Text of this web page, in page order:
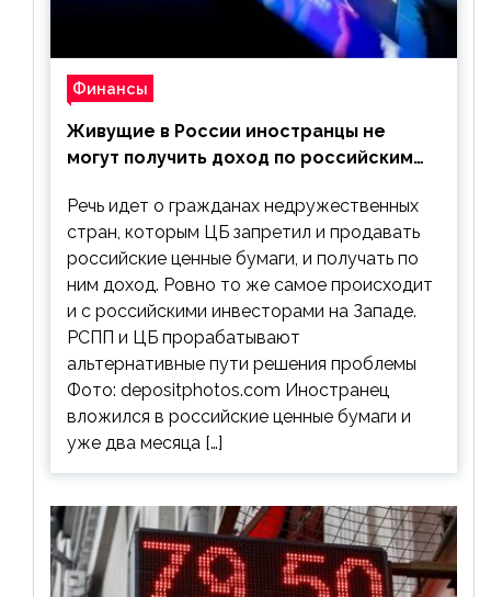
Финансы
Живущие в России иностранцы не
могут получить доход по российским
Речь идет о гражданах недружественных
стран, которым ЦБ запретил и продавать
российские ценные бумаги, и получать по
ним доход. Ровно то же самое происходит
и с российскими инвесторами на Западе.
РСПП и ЦБ прорабатывают
альтернативные пути решения проблемы
Фото: depositphotos.com Иностранец
вложился в российские ценные бумаги и
уже два месяца […]